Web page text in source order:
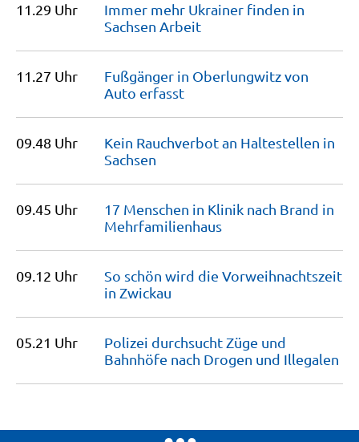
11.29 Uhr
Immer mehr Ukrainer finden in
Sachsen Arbeit
11.27 Uhr
Fußgänger in Oberlungwitz von
Auto erfasst
09.48 Uhr
Kein Rauchverbot an Haltestellen in
Sachsen
09.45 Uhr
17 Menschen in Klinik nach Brand in
Mehrfamilienhaus
09.12 Uhr
So schön wird die Vorweihnachtszeit
in Zwickau
05.21 Uhr
Polizei durchsucht Züge und
Bahnhöfe nach Drogen und Illegalen